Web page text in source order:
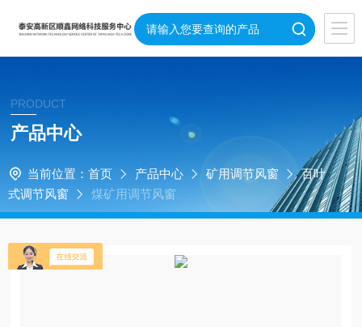
PRODUCT
产品中心
当前位置： 首页 产品中心 矿用调节风窗
百叶
式调节风窗
煤矿用调节风窗